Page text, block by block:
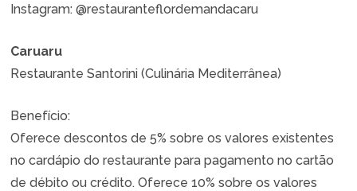
Instagram: @restauranteflordemandacaru
Caruaru
Restaurante Santorini (Culinária Mediterrânea)
Benefício:
Oferece descontos de 5% sobre os valores existentes
no cardápio do restaurante para pagamento no cartão
de débito ou crédito. Oferece 10% sobre os valores